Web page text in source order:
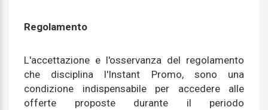
Regolamento
L'accettazione e l'osservanza del regolamento
che disciplina l'Instant Promo, sono una
condizione indispensabile per accedere alle
offerte proposte durante il periodo